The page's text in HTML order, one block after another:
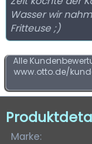
Wasser wir
Fritteuse ;)
Alle
www.otto.de/
Marke: